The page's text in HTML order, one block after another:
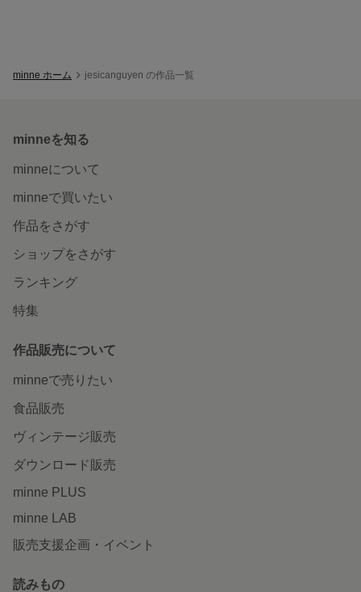
minne ホーム jesicanguyen の作品一覧
minneを知る
minneについて
minneで買いたい
作品をさがす
ショップをさがす
ランキング
特集
作品販売について
minneで売りたい
食品販売
ヴィンテージ販売
ダウンロード販売
minne PLUS
minne LAB
販売支援企画・イベント
読みもの